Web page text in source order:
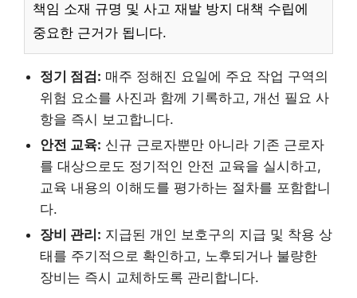
책임 소재 규명 및 사고 재발 방지 대책 수립에
중요한 근거가 됩니다.
정기 점검: 매주 정해진 요일에 주요 작업 구역의
위험 요소를 사진과 함께 기록하고, 개선 필요 사
항을 즉시 보고합니다.
안전 교육: 신규 근로자뿐만 아니라 기존 근로자
를 대상으로도 정기적인 안전 교육을 실시하고,
교육 내용의 이해도를 평가하는 절차를 포함합니
다.
장비 관리: 지급된 개인 보호구의 지급 및 착용 상
태를 주기적으로 확인하고, 노후되거나 불량한
장비는 즉시 교체하도록 관리합니다.